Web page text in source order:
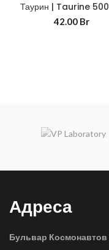
Таурин | Taurine
42.00 Br
Адреса
Бульвар Космонавтов